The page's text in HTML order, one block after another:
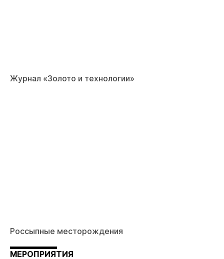
Журнал «Золото и технологии»
Россыпные месторождения
МЕРОПРИЯТИЯ